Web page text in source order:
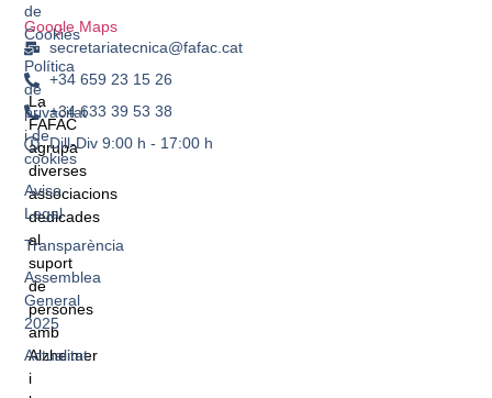
La
FAFAC
agrupa
diverses
associacions
dedicades
al
suport
de
persones
amb
Alzheimer
i
de
Cookies
Política
de
privacitat
i de
cookies
Aviso
Legal
Transparència
Assemblea
General
2025
Actualitat
Google Maps
secretariatecnica@fafac.cat
+34 659 23 15 26
+34 633 39 53 38
Dill-Div 9:00 h - 17:00 h